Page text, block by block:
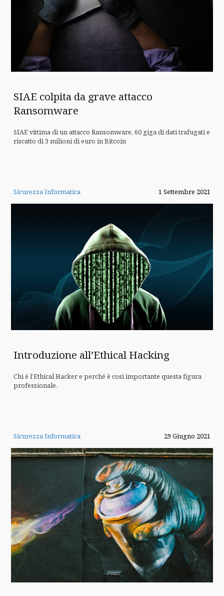
SIAE colpita da grave attacco
Ransomware
SIAE vittima di un attacco Ransomware, 60 giga di dati trafugati e
riscatto di 3 milioni di euro in Bitcoin
Sicurezza Informatica 1 Settembre 2021
Introduzione all’Ethical Hacking
Chi è l’Ethical Hacker e perché è così importante questa figura
professionale.
Sicurezza Informatica 29 Giugno 2021